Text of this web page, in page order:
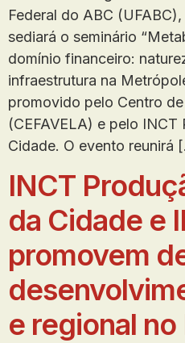
Federal do ABC
sediará o seminário
domínio financeiro:
infraestrutura na
promovido pelo Centro
(CEFAVELA) e pelo
Cidade. O evento reunirá
INCT
da Cidade e
promovem
e regional no